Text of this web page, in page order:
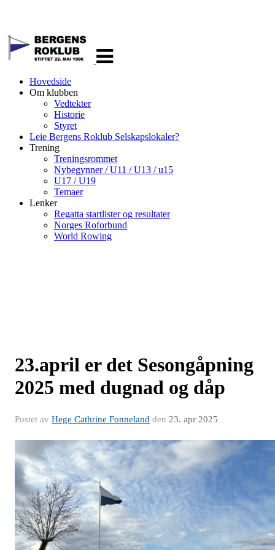
navigasjon
Hovedside
Om klubben
Vedtekter
Historie
Styret
Leie Bergens Roklub Selskapslokaler?
Trening
Treningsrommet
Nybegynner / U11 / U13 / u15
U17 / U19
Temaer
Lenker
Regatta startlister og resultater
Norges Roforbund
World Rowing
23.april er det Sesongåpning
2025 med dugnad og dåp
Postet av Hege Cathrine Fonneland den 23. apr 2025